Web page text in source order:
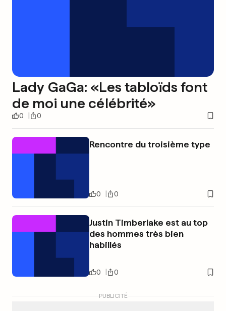
Lady GaGa: «Les tabloïds font
de moi une célébrité»
0 0
Rencontre du troisième type
0 0
Justin Timberlake est au top
des hommes très bien
habillés
0 0
PUBLICITÉ